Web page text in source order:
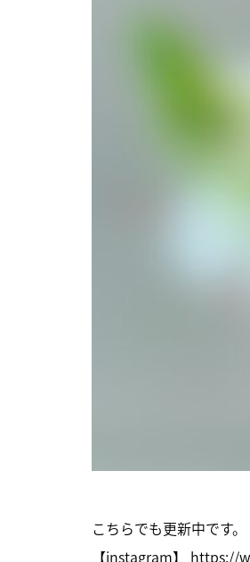
こちらでも更新中です。
【instagram】 https://